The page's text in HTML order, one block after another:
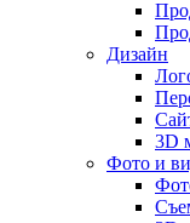
Дизайн
3D
Фото и